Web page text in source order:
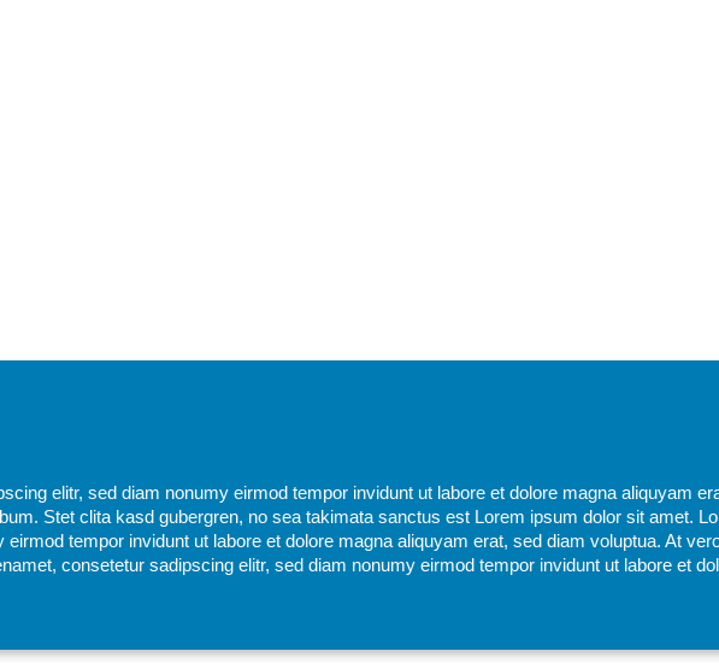
elitr, sed diam nonumy eirmod tempor invidunt ut labore et dolore magna aliquyam
Stet clita kasd gubergren, no sea takimata sanctus est Lorem ipsum dolor sit amet.
tempor invidunt ut labore et dolore magna aliquyam erat, sed diam voluptua. At
consetetur sadipscing elitr, sed diam nonumy eirmod tempor invidunt ut labore et